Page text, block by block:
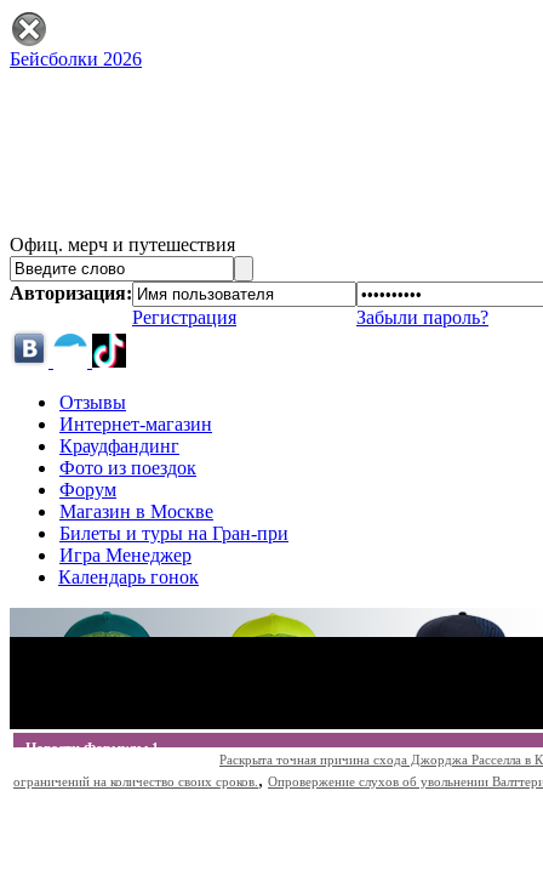
Бейсболки 2026
Офиц. мерч и путешествия
Авторизация:
Регистрация
Забыли пароль?
Отзывы
Интернет-магазин
Краудфандинг
Фото из поездок
Форум
Магазин в Москве
Билеты и туры на Гран-при
Игра Менеджер
Календарь гонок
Новости Формулы 1
Раскрыта точная причина схода Джорджа Расселла в
ограничений на количество своих сроков. , Опровержение слухов об увольнении